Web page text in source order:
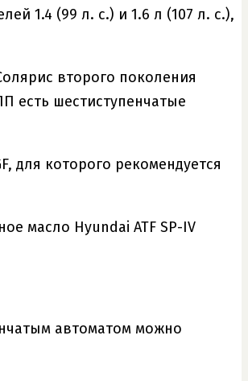
1.4 (99 л. с.) и 1.6 л (107 л. с.),
второго поколения
есть шестиступенчатые
для которого рекомендуется
масло Hyundai ATF SP-IV
автоматом можно